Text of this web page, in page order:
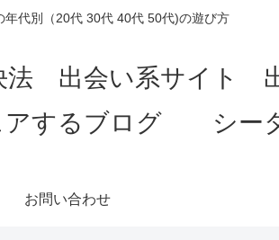
代別（20代 30代 40代 50代)の遊び方
法 出会い系サイト
アするブログ シー
お問い合わせ